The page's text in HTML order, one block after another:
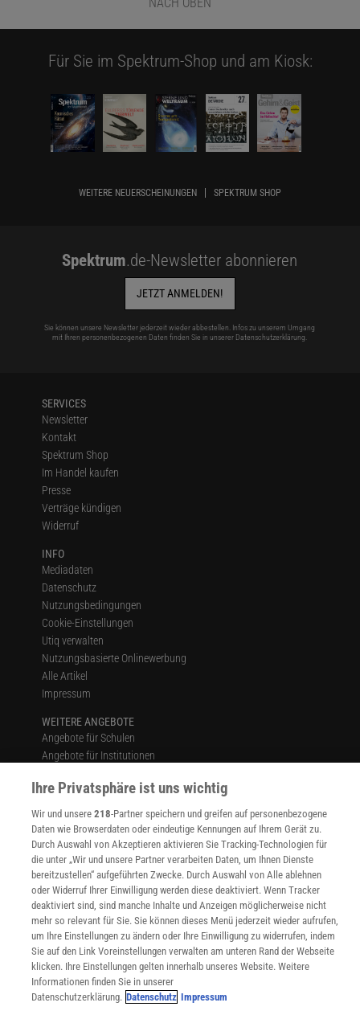
Für Sie im Spektrum-Shop und am Kiosk:
WEITERE NEUERSCHEINUNGEN SPEKTRUM SHOP
Spektrum.de-Newsletter abonnieren
JETZT ANMELDEN!
Sie können unsere Newsletter jederzeit wieder abbestellen. Infos zu unserem Umgang
mit Ihren personenbezogenen Daten finden Sie in unserer Datenschutzerklärung
SERVICES
Newsletter
Kontakt
Spektrum Shop
Im Handel kaufen
Presse
Verträge kündigen
Widerruf
INFO
Mediadaten
Datenschutz
Nutzungsbedingungen
Cookie-Einstellungen
Utiq verwalten
Nutzungsbasierte Onlinewerbung
Alle Artikel
Impressum
WEITERE ANGEBOTE
Angebote für Schulen
Angebote für Institutionen
Lexika
Für Spektrum schreiben
Zugänglichkeitserklärung
WEBSEITEN
KielSCN
Wissenschaft in die Schulen
SciLogs
Uns finden Sie auch hier:
Ihre Privatsphäre ist uns wichtig
Wir und unsere218-Partner speichern und greifen auf personenbezogene
Daten wie Browserdaten oder eindeutige Kennungen auf Ihrem Gerät zu.
Durch Auswahl von Akzeptieren aktivieren Sie Tracking-Technologien für
die unter „Wir und unsere Partner verarbeiten Daten, um Ihnen Dienste
bereitzustellen“ aufgeführten Zwecke. Durch Auswahl von Alle ablehnen
oder Widerruf Ihrer Einwilligung werden diese deaktiviert. Wenn Tracker
deaktiviert sind, sind manche Inhalte und Anzeigen möglicherweise nicht
mehr so relevant für Sie. Sie können dieses Menü jederzeit wieder aufrufen,
um Ihre Einstellungen zu ändern oder Ihre Einwilligung zu widerrufen, indem
Sie auf den Link Voreinstellungen verwalten am unteren Rand der Webseite
klicken. Ihre Einstellungen gelten innerhalb unseres Website. Weitere
Informationen finden Sie in unserer
Datenschutzerklärung. Datenschutz Impressum